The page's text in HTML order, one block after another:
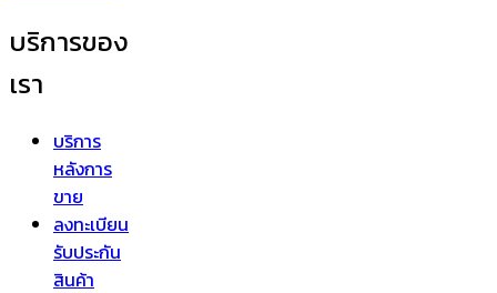
บริการของ
เรา
บริการ
หลังการ
ขาย
ลงทะเบียน
รับประกัน
สินค้า